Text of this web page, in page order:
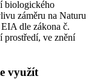
biologického
záměru na Naturu
dle zákona č.
prostředí, ve znění
využít